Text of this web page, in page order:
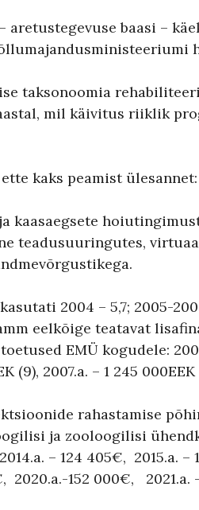
baasi –
taksonoomia
mil käivitus riiklik
kaks peamist ülesannet:
kaasaegsete
teadusuuringutes,
2004 – 5,7; 2005-
eelkõige teatavat
EMÜ kogudele:
(9), 2007.a. – 1 245
rahastamise
ja zooloogilisi
– 124 405€, 2015.a. –
2020.a.-152 000€, 2021.a.